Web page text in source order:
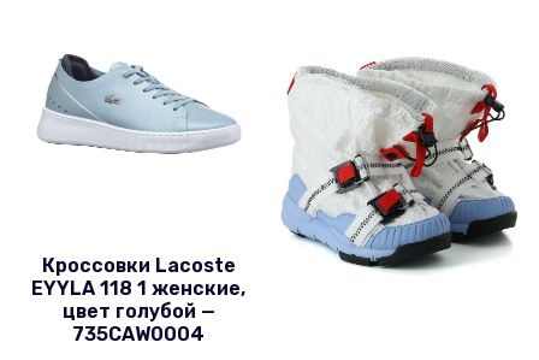
Кроссовки Lacoste
EYYLA 118 1 женские,
цвет голубой —
735CAW0004